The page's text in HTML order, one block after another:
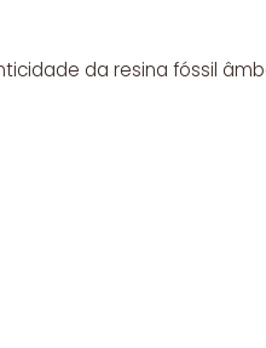
da resina fóssil